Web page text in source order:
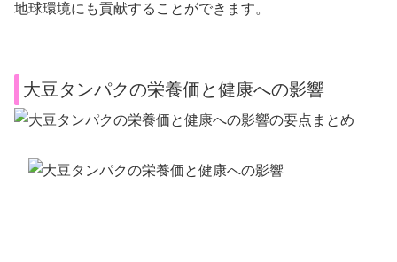
地球環境にも貢献することができます。
大豆タンパクの栄養価と健康への影響